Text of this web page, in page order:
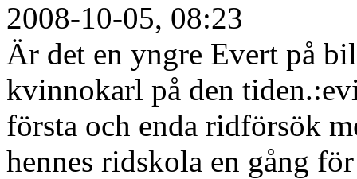
2008-10-05, 08:23
Är det en yngre Evert på
kvinnokarl på den
första och enda ridförsök
hennes ridskola en gång